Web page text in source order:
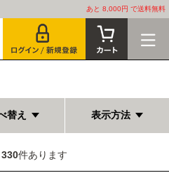
あと 8,000円 で送料無料
替え 表示方法
330件あります